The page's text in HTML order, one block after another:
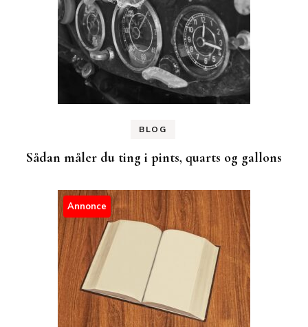
BLOG
Sådan måler du ting i pints, quarts og gallons
Annonce